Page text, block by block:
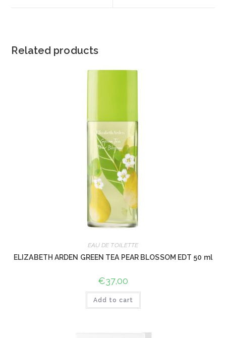
Related products
EAU DE TOILETTE
ELIZABETH ARDEN GREEN TEA PEAR BLOSSOM EDT 50 ml
€37,00
Add to cart